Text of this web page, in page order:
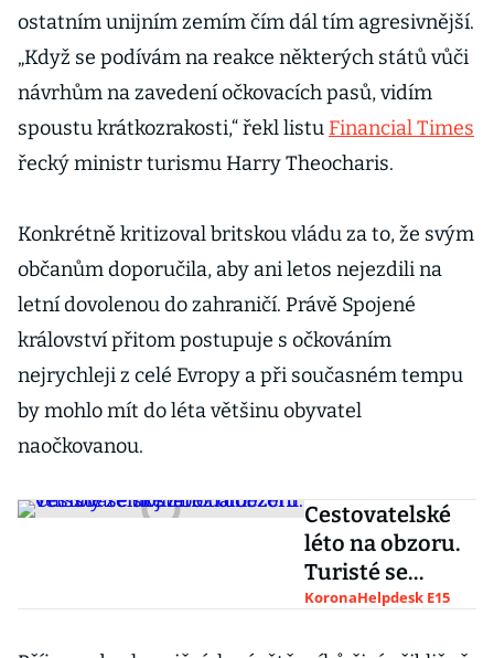
ostatním unijním zemím čím dál tím agresivnější.
„Když se podívám na reakce některých států vůči
návrhům na zavedení očkovacích pasů, vidím
spoustu krátkozrakosti,“ řekl listu Financial Times
řecký ministr turismu Harry Theocharis.
Konkrétně kritizoval britskou vládu za to, že svým
občanům doporučila, aby ani letos nejezdili na
letní dovolenou do zahraničí. Právě Spojené
království přitom postupuje s očkováním
nejrychleji z celé Evropy a při současném tempu
by mohlo mít do léta většinu obyvatel
naočkovanou.
Cestovatelské
léto na obzoru.
Turisté se
dostanou do
KoronaHelpdesk E15